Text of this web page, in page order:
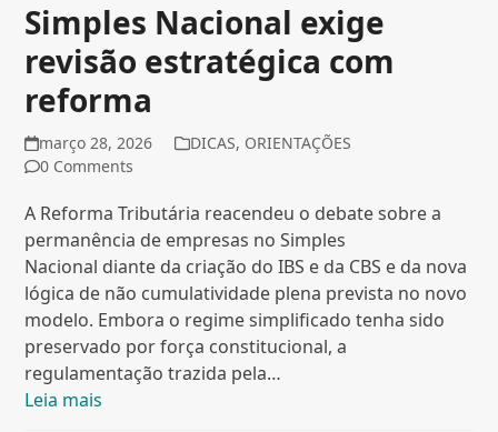
Simples Nacional exige
revisão estratégica com
reforma
março 28, 2026 DICAS, ORIENTAÇÕES
0 Comments
A Reforma Tributária reacendeu o debate sobre a
permanência de empresas no Simples
Nacional diante da criação do IBS e da CBS e da nova
lógica de não cumulatividade plena prevista no novo
modelo. Embora o regime simplificado tenha sido
preservado por força constitucional, a
regulamentação trazida pela…
Leia mais